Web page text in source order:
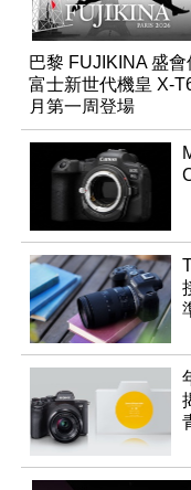
巴黎 FUJIKINA 盛會
富士新世代機皇 X-
月第一周登場